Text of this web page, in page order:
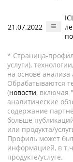
21.07.2022
* Страница-
услуги),
на основе
Обрабатываются
(новости, включая
аналитические
содержание
больше
или продукта/
Профиль может
информацией, в
продукте/услуге.